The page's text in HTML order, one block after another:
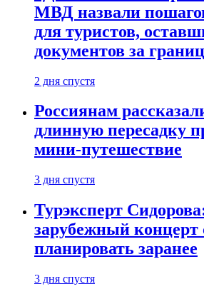
МВД назвали
для туристов,
документов за
2 дня спустя
Россиянам
длинную пересадку
мини-путешествие
3 дня спустя
Турэксперт
зарубежный концерт
планировать заранее
3 дня спустя